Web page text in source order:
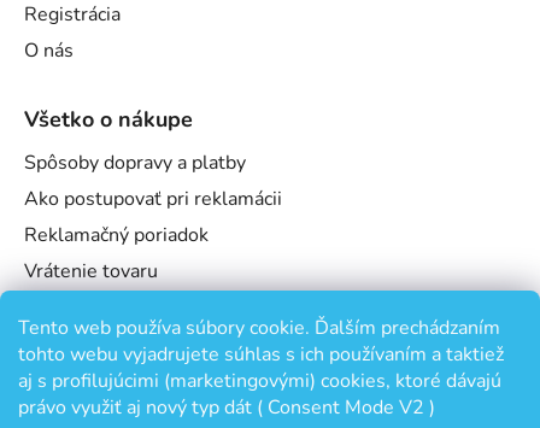
Tento web používa súbory cookie. Ďalším prechádzaním
tohto webu vyjadrujete súhlas s ich používaním a taktiež
aj s profilujúcimi (marketingovými) cookies, ktoré dávajú
právo využiť aj nový typ dát ( Consent Mode V2 )
Registrácia
O nás
Všetko o nákupe
Spôsoby dopravy a platby
Ako postupovať pri reklamácii
Reklamačný poriadok
Vrátenie tovaru
Podmienky ochrany osobných údajov
Odstúpenie od zmluvy